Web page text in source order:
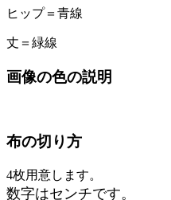
ヒップ＝青線
丈＝緑線
画像の色の説明
布の切り方
4枚用意します。
数字はセンチです。